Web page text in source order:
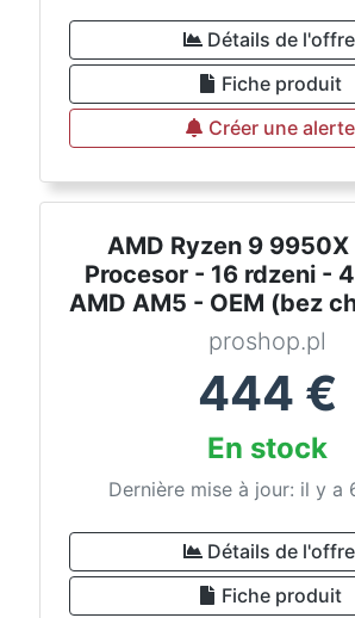
Détails de l'offre
Fiche produit
Créer une alerte
AMD Ryzen 9
Procesor - 16 rdzeni -
AMD AM5 - OEM (bez
proshop.pl
444 €
En stock
Dernière mise à jour: il y a
Détails de l'offre
Fiche produit